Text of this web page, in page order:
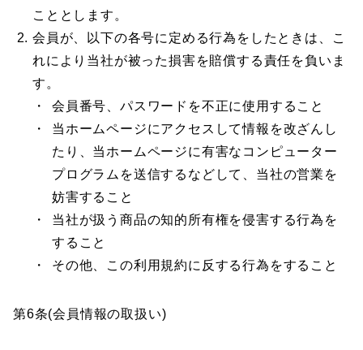
こととします。
会員が、以下の各号に定める行為をしたときは、こ
れにより当社が被った損害を賠償する責任を負いま
す。
会員番号、パスワードを不正に使用すること
当ホームページにアクセスして情報を改ざんし
たり、当ホームページに有害なコンピューター
プログラムを送信するなどして、当社の営業を
妨害すること
当社が扱う商品の知的所有権を侵害する行為を
すること
その他、この利用規約に反する行為をすること
第6条(会員情報の取扱い)